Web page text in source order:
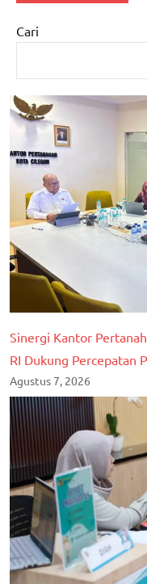
Cari
Sinergi Kantor
RI Dukung Percepatan
Agustus 7, 2026